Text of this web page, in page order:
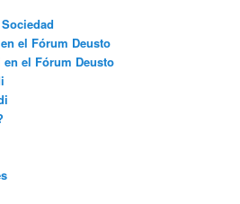
el Fórum Deusto
en el Fórum Deusto